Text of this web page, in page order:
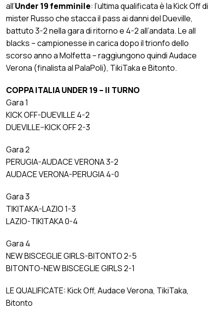
all’Under 19 femminile: l’ultima qualificata è la Kick Off di
mister Russo che stacca il pass ai danni del Dueville,
battuto 3-2 nella gara di ritorno e 4-2 all’andata. Le all
blacks – campionesse in carica dopo il trionfo dello
scorso anno a Molfetta – raggiungono quindi Audace
Verona (finalista al PalaPoli), TikiTaka e Bitonto.
COPPA ITALIA UNDER 19 – II TURNO
Gara 1
KICK OFF-DUEVILLE 4-2
DUEVILLE–KICK OFF 2-3
Gara 2
PERUGIA-AUDACE VERONA 3-2
AUDACE VERONA-PERUGIA 4-0
Gara 3
TIKITAKA-LAZIO 1-3
LAZIO-TIKITAKA 0-4
Gara 4
NEW BISCEGLIE GIRLS-BITONTO 2-5
BITONTO-NEW BISCEGLIE GIRLS 2-1
LE QUALIFICATE: Kick Off, Audace Verona, TikiTaka,
Bitonto